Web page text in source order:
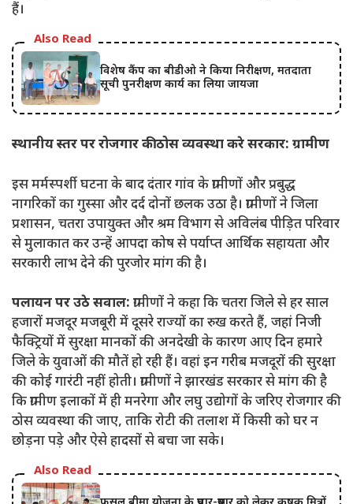
हैं।
Also Read
विशेष कैंप का बीडीओ ने किया निरीक्षण, मतदाता
सूची पुनरीक्षण कार्य का लिया जायजा
स्थानीय स्तर पर रोजगार की ठोस व्यवस्था करे सरकार: ग्रामीण
इस मर्मस्पर्शी घटना के बाद दंतार गांव के ग्रामीणों और प्रबुद्ध
नागरिकों का गुस्सा और दर्द दोनों छलक उठा है। ग्रामीणों ने जिला
प्रशासन, चतरा उपायुक्त और श्रम विभाग से अविलंब पीड़ित परिवार
से मुलाकात कर उन्हें आपदा कोष से पर्याप्त आर्थिक सहायता और
सरकारी लाभ देने की पुरजोर मांग की है।
पलायन पर उठे सवाल: ग्रामीणों ने कहा कि चतरा जिले से हर साल
हजारों मजदूर मजबूरी में दूसरे राज्यों का रुख करते हैं, जहां निजी
फैक्ट्रियों में सुरक्षा मानकों की अनदेखी के कारण आए दिन हमारे
जिले के युवाओं की मौतें हो रही हैं। वहां इन गरीब मजदूरों की सुरक्षा
की कोई गारंटी नहीं होती। ग्रामीणों ने झारखंड सरकार से मांग की है
कि ग्रामीण इलाकों में ही मनरेगा और लघु उद्योगों के जरिए रोजगार की
ठोस व्यवस्था की जाए, ताकि रोटी की तलाश में किसी को घर न
छोड़ना पड़े और ऐसे हादसों से बचा जा सके।
Also Read